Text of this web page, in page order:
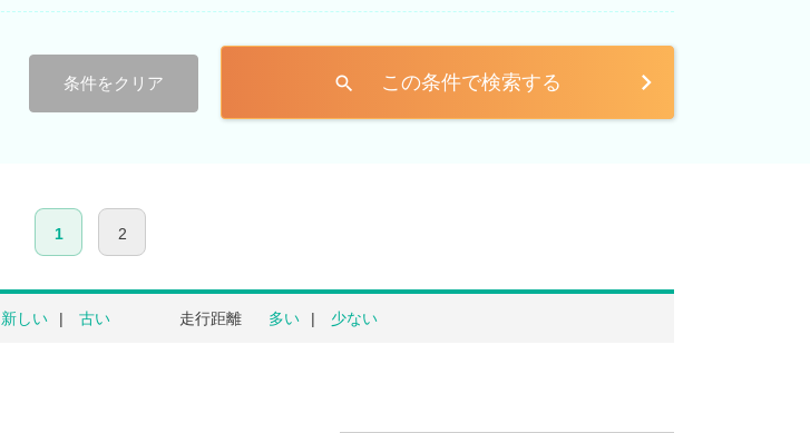
条件をクリア search この条件で検索する
1 2
新しい 古い 走行距離 多い 少ない